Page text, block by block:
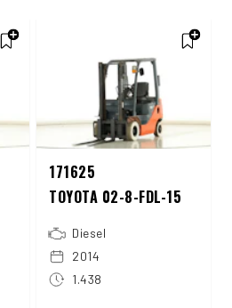
171625
TOYOTA 02-8-FDL-15
Diesel
2014
1.438